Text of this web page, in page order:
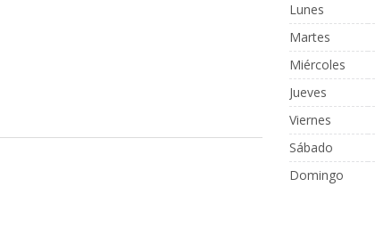
Lunes
Martes
Miércoles
jueves
Viernes
Sábado
Domingo